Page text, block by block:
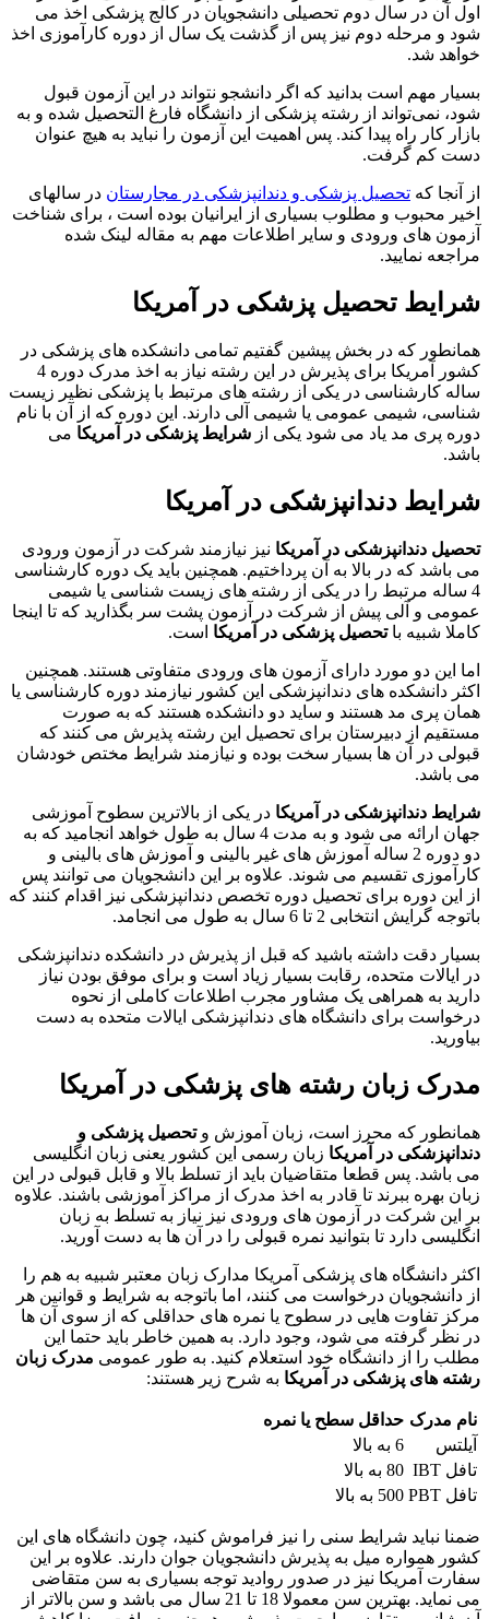
اول آن در سال دوم تحصیلی دانشجویان در کالج پزشکی اخذ می
شود و مرحله دوم نیز پس از گذشت یک سال از دوره کارآموزی اخذ
خواهد شد.
بسیار مهم است بدانید که اگر دانشجو نتواند در این آزمون قبول
شود، نمی‌تواند از رشته پزشکی از دانشگاه فارغ التحصیل شده و به
بازار کار راه پیدا کند. پس اهمیت این آزمون را نباید به هیچ عنوان
دست کم گرفت.
از آنجا که تحصیل پزشکی و دندانپزشکی در مجارستان در سالهای
اخیر محبوب و مطلوب بسیاری از ایرانیان بوده است ، برای شناخت
آزمون های ورودی و سایر اطلاعات مهم به مقاله لینک شده
مراجعه نمایید.
شرایط تحصیل پزشکی در آمریکا
همانطور که در بخش پیشین گفتیم تمامی دانشکده های پزشکی در
کشور آمریکا برای پذیرش در این رشته نیاز به اخذ مدرک دوره 4
ساله کارشناسی در یکی از رشته های مرتبط با پزشکی نظیر زیست
شناسی، شیمی عمومی یا شیمی آلی دارند. این دوره که از آن با نام
دوره پری مد یاد می شود یکی از شرایط پزشکی در آمریکا می
باشد.
شرایط دندانپزشکی در آمریکا
تحصیل دندانپزشکی در آمریکا نیز نیازمند شرکت در آزمون ورودی
می باشد که در بالا به آن پرداختیم. همچنین باید یک دوره کارشناسی
4 ساله مرتبط را در یکی از رشته های زیست شناسی یا شیمی
عمومی و آلی پیش از شرکت در آزمون پشت سر بگذارید که تا اینجا
کاملا شبیه باتحصیل پزشکی در آمریکا است.
اما این دو مورد دارای آزمون های ورودی متفاوتی هستند. همچنین
اکثر دانشکده های دندانپزشکی این کشور نیازمند دوره کارشناسی یا
همان پری مد هستند و ساید دو دانشکده هستند که به صورت
مستقیم از دبیرستان برای تحصیل این رشته پذیرش می کنند که
قبولی در آن ها بسیار سخت بوده و نیازمند شرایط مختص خودشان
می باشد.
شرایط دندانپزشکی در آمریکا در یکی از بالاترین سطوح آموزشی
جهان ارائه می شود و به مدت 4 سال به طول خواهد انجامید که به
دو دوره 2 ساله آموزش های غیر بالینی و آموزش های بالینی و
کارآموزی تقسیم می شوند. علاوه بر این دانشجویان می توانند پس
از این دوره برای تحصیل دوره تخصص دندانپزشکی نیز اقدام کنند که
باتوجه گرایش انتخابی 2 تا 6 سال به طول می انجامد.
بسیار دقت داشته باشید که قبل از پذیرش در دانشکده دندانپزشکی
در ایالات متحده، رقابت بسیار زیاد است و برای موفق بودن نیاز
دارید به همراهی یک مشاور مجرب اطلاعات کاملی از نحوه
درخواست برای دانشگاه های دندانپزشکی ایالات متحده به دست
بیاورید.
مدرک زبان رشته های پزشکی در آمریکا
همانطور که محرز است، زبان آموزش وتحصیل پزشکی و
دندانپزشکی در آمریکا زبان رسمی این کشور یعنی زبان انگلیسی
می باشد. پس قطعا متقاضیان باید از تسلط بالا و قابل قبولی در این
زبان بهره ببرند تا قادر به اخذ مدرک از مراکز آموزشی باشند. علاوه
بر این شرکت در آزمون های ورودی نیز نیاز به تسلط به زبان
انگلیسی دارد تا بتوانید نمره قبولی را در آن ها به دست آورید.
اکثر دانشگاه های پزشکی آمریکا مدارک زبان معتبر شبیه به هم را
از دانشجویان درخواست می کنند، اما باتوجه به شرایط و قوانین هر
مرکز تفاوت هایی در سطوح یا نمره های حداقلی که از سوی آن ها
در نظر گرفته می شود، وجود دارد. به همین خاطر باید حتما این
مطلب را از دانشگاه خود استعلام کنید. به طور عمومی مدرک زبان
رشته های پزشکی در آمریکا به شرح زیر هستند:
نام مدرک حداقل سطح یا نمره
آیلتس
6 به بالا
تافل IBT
80 به بالا
تافل PBT
500 به بالا
ضمنا نباید شرایط سنی را نیز فراموش کنید، چون دانشگاه های این
کشور همواره میل به پذیرش دانشجویان جوان دارند. علاوه بر این
سفارت آمریکا نیز در صدور روادید توجه بسیاری به سن متقاضی
می نماید. بهترین سن معمولا 18 تا 21 سال می باشد و سن بالاتر از